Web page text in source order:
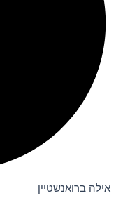
אילה ברואנשטיין